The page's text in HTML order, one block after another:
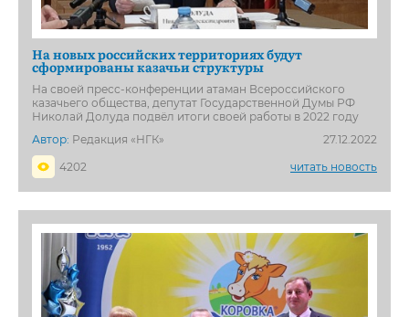
На новых российских территориях будут
сформированы казачьи структуры
На своей пресс-конференции атаман Всероссийского
казачьего общества, депутат Государственной Думы РФ
Николай Долуда подвёл итоги своей работы в 2022 году
Автор: Редакция «НГК»
27.12.2022
4202
читать новость